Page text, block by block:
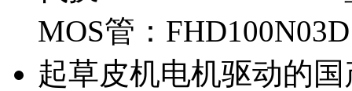
MOS管：
起草皮机电机驱动的